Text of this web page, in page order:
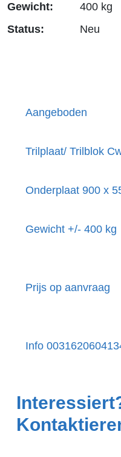
Gewicht:
400 kg
Status:
Neu
Aangeboden
Trilplaat/ Trilblok
Onderplaat 900 x
Gewicht +/- 400 kg
Prijs op aanvraag
Info